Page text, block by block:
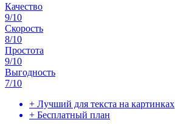
Качество
9/10
Скорость
8/10
Простота
9/10
Выгодность
7/10
+ Лучший для текста на картинках
+ Бесплатный план